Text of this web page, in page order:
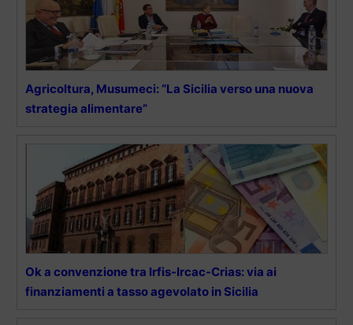
Agricoltura, Musumeci: “La Sicilia verso una nuova
strategia alimentare”
Ok a convenzione tra Irfis-Ircac-Crias: via ai
finanziamenti a tasso agevolato in Sicilia